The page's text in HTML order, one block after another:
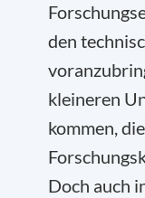
den
kleineren
kommen,
Doch auch